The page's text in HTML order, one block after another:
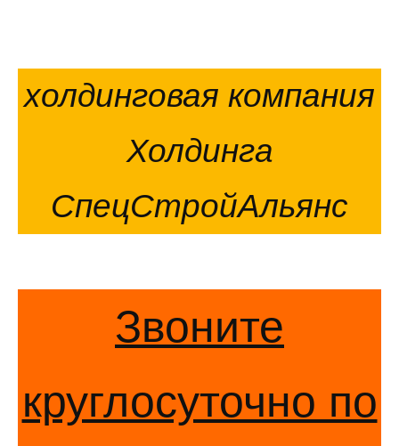
холдинговая компания
Холдинга
СпецСтройАльянс
Звоните
круглосуточно по